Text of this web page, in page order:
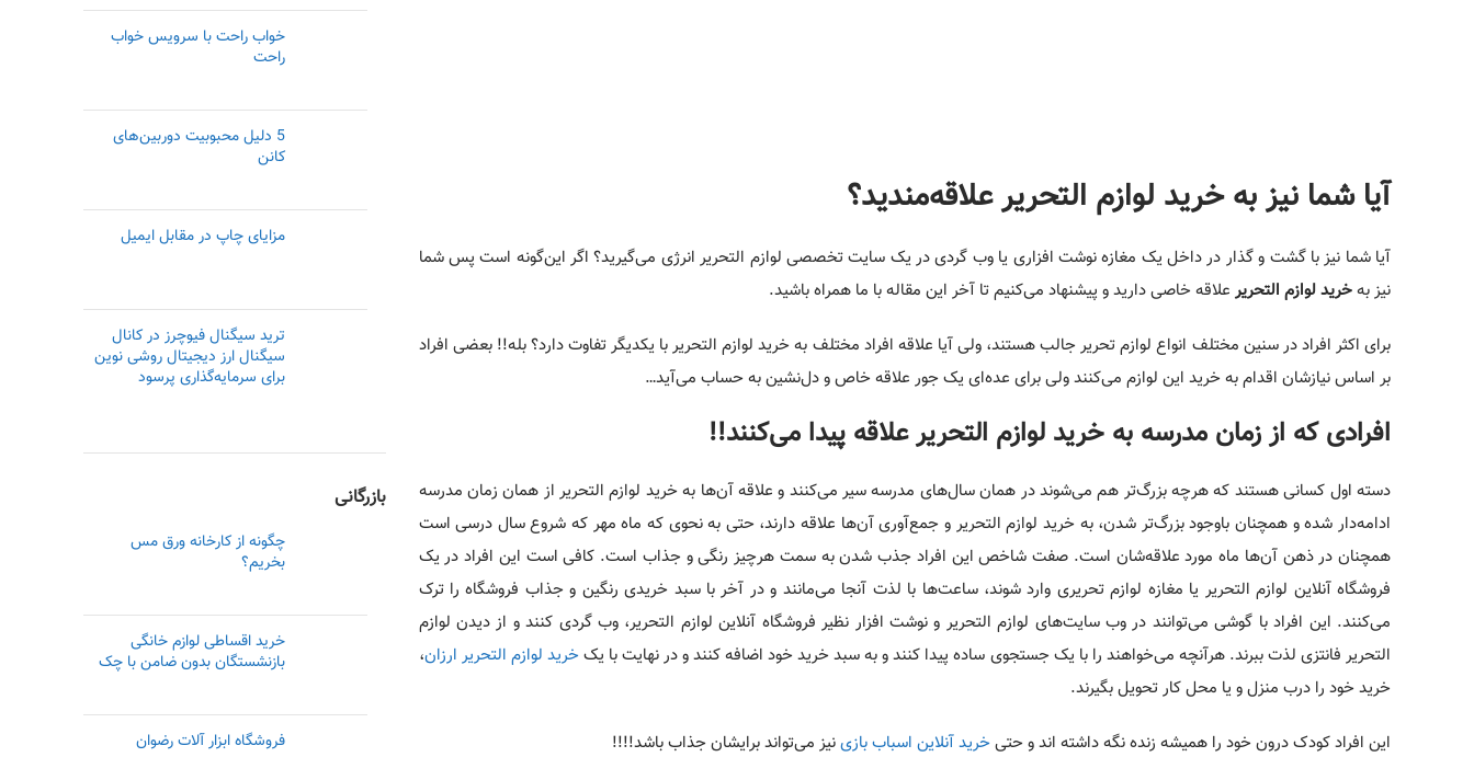
آیا شما نیز به خرید لوازم التحریر علاقه‌مندید؟
آیا شما نیز با گشت و گذار در داخل یک مغازه نوشت افزاری یا وب گردی در یک سایت تخصصی لوازم التحریر انرژی می‌گیرید؟ اگر این‌گونه است پس شما
نیز بهخرید لوازم التحریر علاقه خاصی دارید و پیشنهاد می‌کنیم تا آخر این مقاله با ما همراه باشید.
برای اکثر افراد در سنین مختلف انواع لوازم تحریر جالب هستند، ولی آیا علاقه افراد مختلف به خرید لوازم التحریر با یکدیگر تفاوت دارد؟ بله!! بعضی افراد
بر اساس نیازشان اقدام به خرید این لوازم می‌کنند ولی برای عده‌ای یک جور علاقه خاص و دل‌نشین به حساب می‌آید…
افرادی که از زمان مدرسه به خرید لوازم التحریر علاقه پیدا می‌کنند!!
دسته اول کسانی هستند که هرچه بزرگ‌تر هم می‌شوند در همان سال‌های مدرسه سیر می‌کنند و علاقه آن‌ها به خرید لوازم التحریر از همان زمان مدرسه
ادامه‌دار شده و همچنان باوجود بزرگ‌تر شدن، به خرید لوازم التحریر و جمع‌آوری آن‌ها علاقه دارند، حتی به نحوی که ماه مهر که شروع سال درسی است
همچنان در ذهن آن‌ها ماه مورد علاقه‌شان است. صفت شاخص این افراد جذب شدن به سمت هرچیز رنگی و جذاب است. کافی است این افراد در یک
فروشگاه آنلاین لوازم التحریر یا مغازه لوازم تحریری وارد شوند، ساعت‌ها با لذت آنجا می‌مانند و در آخر با سبد خریدی رنگین و جذاب فروشگاه را ترک
می‌کنند. این افراد با گوشی می‌توانند در وب سایت‌های لوازم التحریر و نوشت افزار نظیر فروشگاه آنلاین لوازم التحریر، وب گردی کنند و از دیدن لوازم
التحریر فانتزی لذت ببرند. هرآنچه می‌خواهند را با یک جستجوی ساده پیدا کنند و به سبد خرید خود اضافه کنند و در نهایت با یکخرید لوازم التحریر ارزان،
خرید خود را درب منزل و یا محل کار تحویل بگیرند.
این افراد کودک درون خود را همیشه زنده نگه داشته اند و حتیخرید آنلاین اسباب بازینیز می‌تواند برایشان جذاب باشد!!!!
خواب راحت با سرویس خواب
راحت
5 دلیل محبوبیت دوربین‌های
کانن
مزایای چاپ در مقابل ایمیل
ترید سیگنال فیوچرز در کانال
سیگنال ارز دیجیتال روشی نوین
برای سرمایه‌گذاری پرسود
بازرگانی
چگونه از کارخانه ورق مس
بخریم؟
خرید اقساطی لوازم خانگی
بازنشستگان بدون ضامن با چک
فروشگاه ابزار آلات رضوان